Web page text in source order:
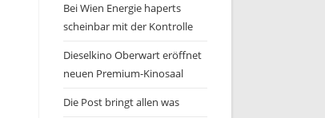
Bei Wien Energie haperts
scheinbar mit der Kontrolle
Dieselkino Oberwart eröffnet
neuen Premium-Kinosaal
Die Post bringt allen was